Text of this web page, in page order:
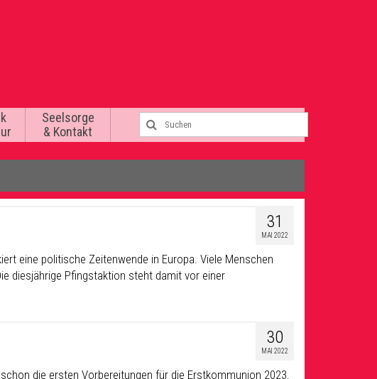
Seelsorge
& Kontakt
31
MAI 2022
eine politische Zeitenwende in Europa. Viele Menschen
diesjährige Pfingstaktion steht damit vor einer
30
MAI 2022
die ersten Vorbereitungen für die Erstkommunion 2023.